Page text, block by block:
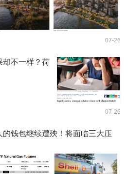
07-26
却不一样？荷
07-26
钱包继续遭殃！将面临三大压